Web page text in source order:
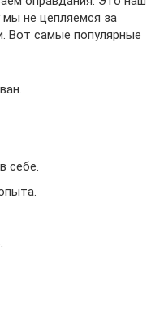
не цепляемся за
Вот самые популярные
себе.